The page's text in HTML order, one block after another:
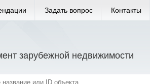
Задать вопрос Контакты
зарубежной недвижимости